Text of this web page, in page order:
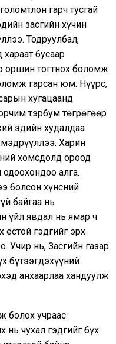
гарч тусгай
засгийн хүчин
Тодруулбал,
бусаар
оршин тогтнох боломж
гарсан юм. Нүүрс,
хугацаанд
тэрбум төгрөгөөр
эдийн худалдаа
мэдрүүллээ. Харин
хомсдолд ороод
алга.
болсон хүнсний
байгаа нь
үйл явдал нь ямар ч
ёстой гэдгийг эрх
Учир нь, Засгийн газар
бүтээгдэхүүний
анхаарлаа хандуулж
болох учраас
чухал гэдгийг бүх